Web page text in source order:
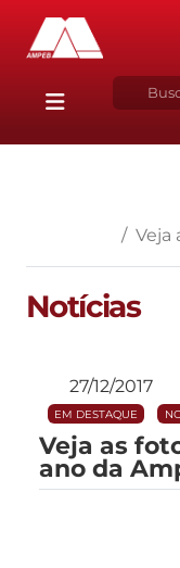
Veja
Notícias
27/12/2017
EM DESTAQUE
Veja as
ano da